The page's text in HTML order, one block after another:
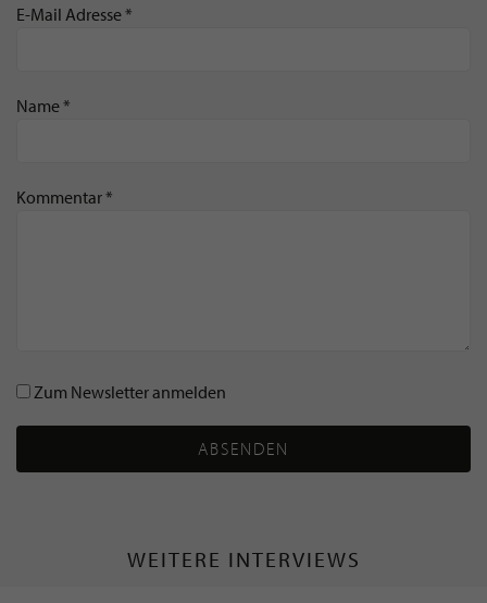
E-Mail Adresse *
Name *
Kommentar *
Zum Newsletter anmelden
ABSENDEN
WEITERE INTERVIEWS